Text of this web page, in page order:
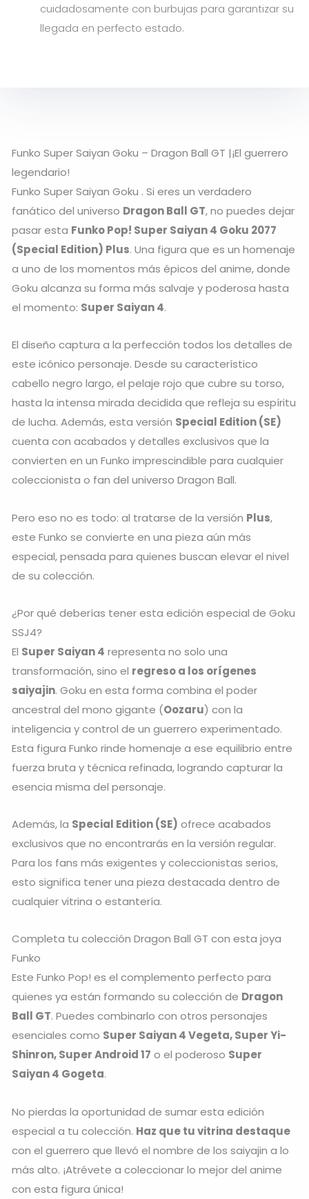
cuidadosamente con burbujas para garantizar su
llegada en perfecto estado.
Funko Super Saiyan Goku – Dragon Ball GT |¡El guerrero
legendario!
Funko Super Saiyan Goku . Si eres un verdadero
fanático del universo Dragon Ball GT, no puedes dejar
pasar esta Funko Pop! Super Saiyan 4 Goku 2077
(Special Edition) Plus. Una figura que es un homenaje
a uno de los momentos más épicos del anime, donde
Goku alcanza su forma más salvaje y poderosa hasta
el momento: Super Saiyan 4.
El diseño captura a la perfección todos los detalles de
este icónico personaje. Desde su característico
cabello negro largo, el pelaje rojo que cubre su torso,
hasta la intensa mirada decidida que refleja su espíritu
de lucha. Además, esta versión Special Edition (SE)
cuenta con acabados y detalles exclusivos que la
convierten en un Funko imprescindible para cualquier
coleccionista o fan del universo Dragon Ball.
Pero eso no es todo: al tratarse de la versión Plus,
este Funko se convierte en una pieza aún más
especial, pensada para quienes buscan elevar el nivel
de su colección.
¿Por qué deberías tener esta edición especial de Goku
SSJ4?
El Super Saiyan 4 representa no solo una
transformación, sino el regreso a los orígenes
saiyajin. Goku en esta forma combina el poder
ancestral del mono gigante (Oozaru) con la
inteligencia y control de un guerrero experimentado.
Esta figura Funko rinde homenaje a ese equilibrio entre
fuerza bruta y técnica refinada, logrando capturar la
esencia misma del personaje.
Además, la Special Edition (SE) ofrece acabados
exclusivos que no encontrarás en la versión regular.
Para los fans más exigentes y coleccionistas serios,
esto significa tener una pieza destacada dentro de
cualquier vitrina o estantería.
Completa tu colección Dragon Ball GT con esta joya
Funko
Este Funko Pop! es el complemento perfecto para
quienes ya están formando su colección de Dragon
Ball GT. Puedes combinarlo con otros personajes
esenciales como Super Saiyan 4 Vegeta, Super Yi-
Shinron, Super Android 17 o el poderoso Super
Saiyan 4 Gogeta.
No pierdas la oportunidad de sumar esta edición
especial a tu colección. Haz que tu vitrina destaque
con el guerrero que llevó el nombre de los saiyajin a lo
más alto. ¡Atrévete a coleccionar lo mejor del anime
con esta figura única!